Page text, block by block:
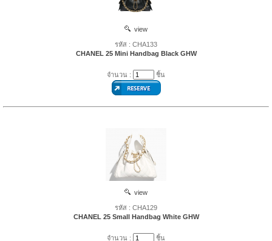
view
รหัส : CHA133
CHANEL 25 Mini Handbag Black GHW
จำนวน : ชิ้น
view
รหัส : CHA129
CHANEL 25 Small Handbag White GHW
จำนวน : ชิ้น